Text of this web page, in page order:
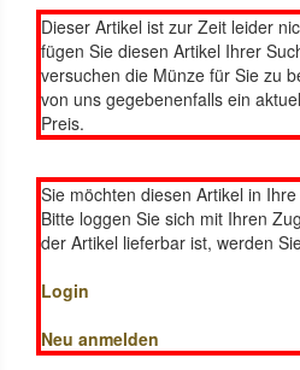
Dieser Artikel ist zur Zeit leider
fügen Sie diesen Artikel Ihrer
versuchen die Münze für Sie zu
von uns gegebenenfalls ein
Preis.
Sie möchten diesen Artikel in
Bitte loggen Sie sich mit Ihren
der Artikel lieferbar ist, werden
Login
Neu anmelden